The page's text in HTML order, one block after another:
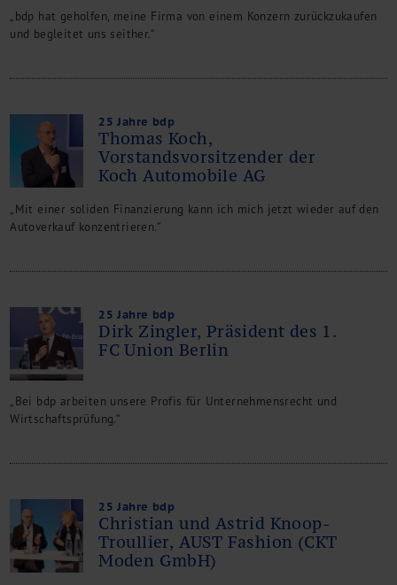
„bdp hat geholfen, meine Firma von einem Konzern zurückzukaufen
und begleitet uns seither.“
25 Jahre bdp
Thomas Koch,
Vorstandsvorsitzender der
Koch Automobile AG
„Mit einer soliden Finanzierung kann ich mich jetzt wieder auf den
Autoverkauf konzentrieren.“
25 Jahre bdp
Dirk Zingler, Präsident des 1.
FC Union Berlin
„Bei bdp arbeiten unsere Profis für Unternehmensrecht und
Wirtschaftsprüfung.“
25 Jahre bdp
Christian und Astrid Knoop-
Troullier, AUST Fashion (CKT
Moden GmbH)